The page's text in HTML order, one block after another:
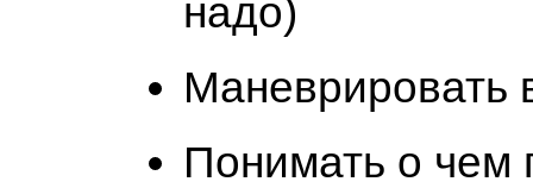
надо)
Маневрировать
Понимать о чем